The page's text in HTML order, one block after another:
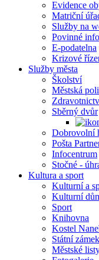
Evidence
Matriční
Služby na
Povinné
E-podatelna
Krizové
Služby města
Školství
Městská
Sběrný dvůr
Dobrovolní
Pošta
Infocentrum
Stočné -
Kultura a sport
Kulturní a
Kulturní
Sport
Knihovna
Kostel
Státní
Městské